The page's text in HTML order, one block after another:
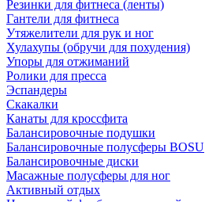
Резинки для фитнеса (ленты)
Гантели для фитнеса
Утяжелители для рук и ног
Хулахупы (обручи для похудения)
Упоры для отжиманий
Ролики для пресса
Эспандеры
Скакалки
Канаты для кроссфита
Балансировочные подушки
Балансировочные полусферы BOSU
Балансировочные диски
Масажные полусферы для ног
Активный отдых